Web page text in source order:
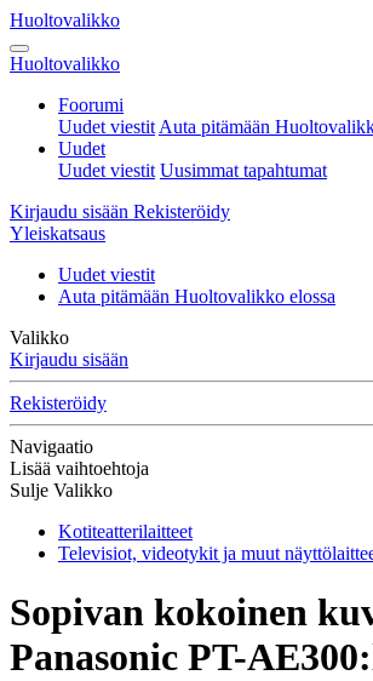
Huoltovalikko
Huoltovalikko
Foorumi
Uudet viestit Auta pitämään
Uudet
Uudet viestit Uusimmat tapahtumat
Kirjaudu sisään Rekisteröidy
Yleiskatsaus
Uudet viestit
Auta pitämään Huoltovalikko elossa
Valikko
Kirjaudu sisään
Rekisteröidy
Navigaatio
Lisää vaihtoehtoja
Sulje Valikko
Kotiteatterilaitteet
Televisiot, videotykit ja muut
Sopivan kokoinen
Panasonic PT-